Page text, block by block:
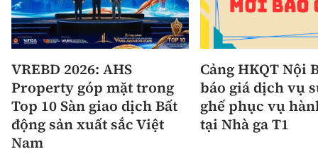
VREBD 2026: AHS
Property góp mặt trong
Top 10 Sàn giao dịch Bất
động sản xuất sắc Việt
Nam
Cảng HKQT Nội
báo giá dịch vụ
ghế phục vụ
tại Nhà ga T1